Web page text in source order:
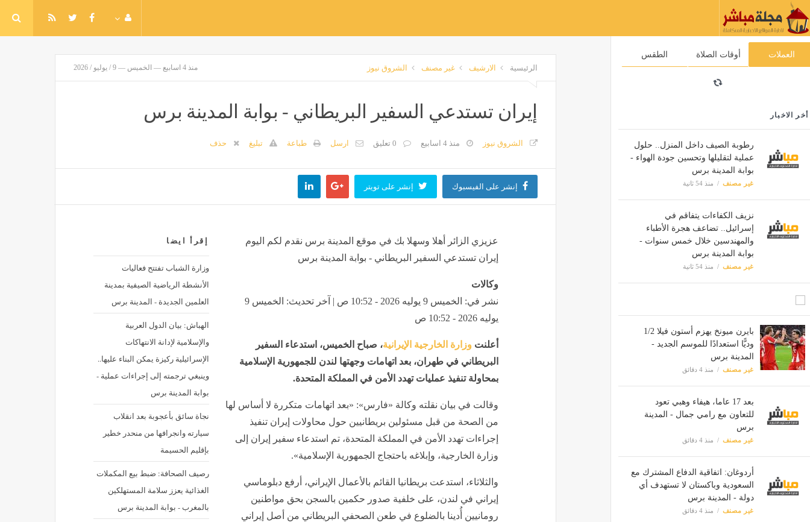
العملات أوقات الصلاة الطقس
أخر الاخبار
رطوبة الصيف داخل المنزل.. حلول
عملية لتقليلها وتحسين جودة الهواء -
بوابة المدينة برس
غير مصنف منذ 54 ثانية
نزيف الكفاءات يتفاقم في
إسرائيل.. تضاعف هجرة الأطباء
والمهندسين خلال خمس سنوات -
بوابة المدينة برس
غير مصنف منذ 54 ثانية
بايرن ميونخ يهزم أستون فيلا 1/2
وديًّا استعدادًا للموسم الجديد -
المدينة برس
غير مصنف منذ 4 دقائق
بعد 17 عاما، هيفاء وهبي تعود
للتعاون مع رامي جمال - المدينة
برس
غير مصنف منذ 4 دقائق
أردوغان: اتفاقية الدفاع المشترك مع
السعودية وباكستان لا تستهدف أي
دولة - المدينة برس
غير مصنف منذ 4 دقائق
الرئيسية الارشيف غير مصنف الشروق نيوز منذ 4 اسابيع — الخميس — 9 / يوليو / 2026
إيران تستدعي السفير البريطاني - بوابة المدينة برس
الشروق نيوز منذ 4 اسابيع 0 تعليق ارسل طباعة تبليغ حذف
إنشر على الفيسبوك إنشر على تويتر
إقرأ ايضا
وزارة الشباب تفتتح فعاليات
الأنشطة الرياضية الصيفية بمدينة
العلمين الجديدة - المدينة برس
الهباش: بيان الدول العربية
والإسلامية لإدانة الانتهاكات
الإسرائيلية ركيزة يمكن البناء عليها..
وينبغي ترجمته إلى إجراءات عملية -
بوابة المدينة برس
نجاة سائق بأعجوبة بعد انقلاب
سيارته وانجرافها من منحدر خطير
بإقليم الحسيمة
رصيف الصحافة: ضبط بيع المكملات
الغذائية يعزز سلامة المستهلكين
بالمغرب - بوابة المدينة برس
عزيزي الزائر أهلا وسهلا بك في موقع المدينة برس نقدم لكم اليوم
إيران تستدعي السفير البريطاني - بوابة المدينة برس
وكالات
نشر في: الخميس 9 يوليه 2026 - 10:52 ص | آخر تحديث: الخميس 9
يوليه 2026 - 10:52 ص
أعلنتوزارة الخارجية الإيرانية، صباح الخميس، استدعاء السفير
البريطاني في طهران، بعد اتهامات وجهتها لندن للجمهورية الإسلامية
بمحاولة تنفيذ عمليات تهدد الأمن في المملكة المتحدة.
وقالت في بيان نقلته وكالة «فارس»: «بعد اتهامات متكررة لا أساس لها
من الصحة من قبل مسئولين بريطانيين حول محاولات إيران تنفيذ
إجراءات تهدد الأمن في المملكة المتحدة، تم استدعاء سفير إيران إلى
وزارة الخارجية، وإبلاغه باحتجاج الجمهورية الإسلامية».
والثلاثاء، استدعت بريطانيا القائم بالأعمال الإيراني، أرفع دبلوماسي
إيراني في لندن، على خلفية صدور حكمين بالسجن بحق مواطنين
رومانيين أُدينا بالضلوع في طعن الصحفي البريطاني من أصل إيراني